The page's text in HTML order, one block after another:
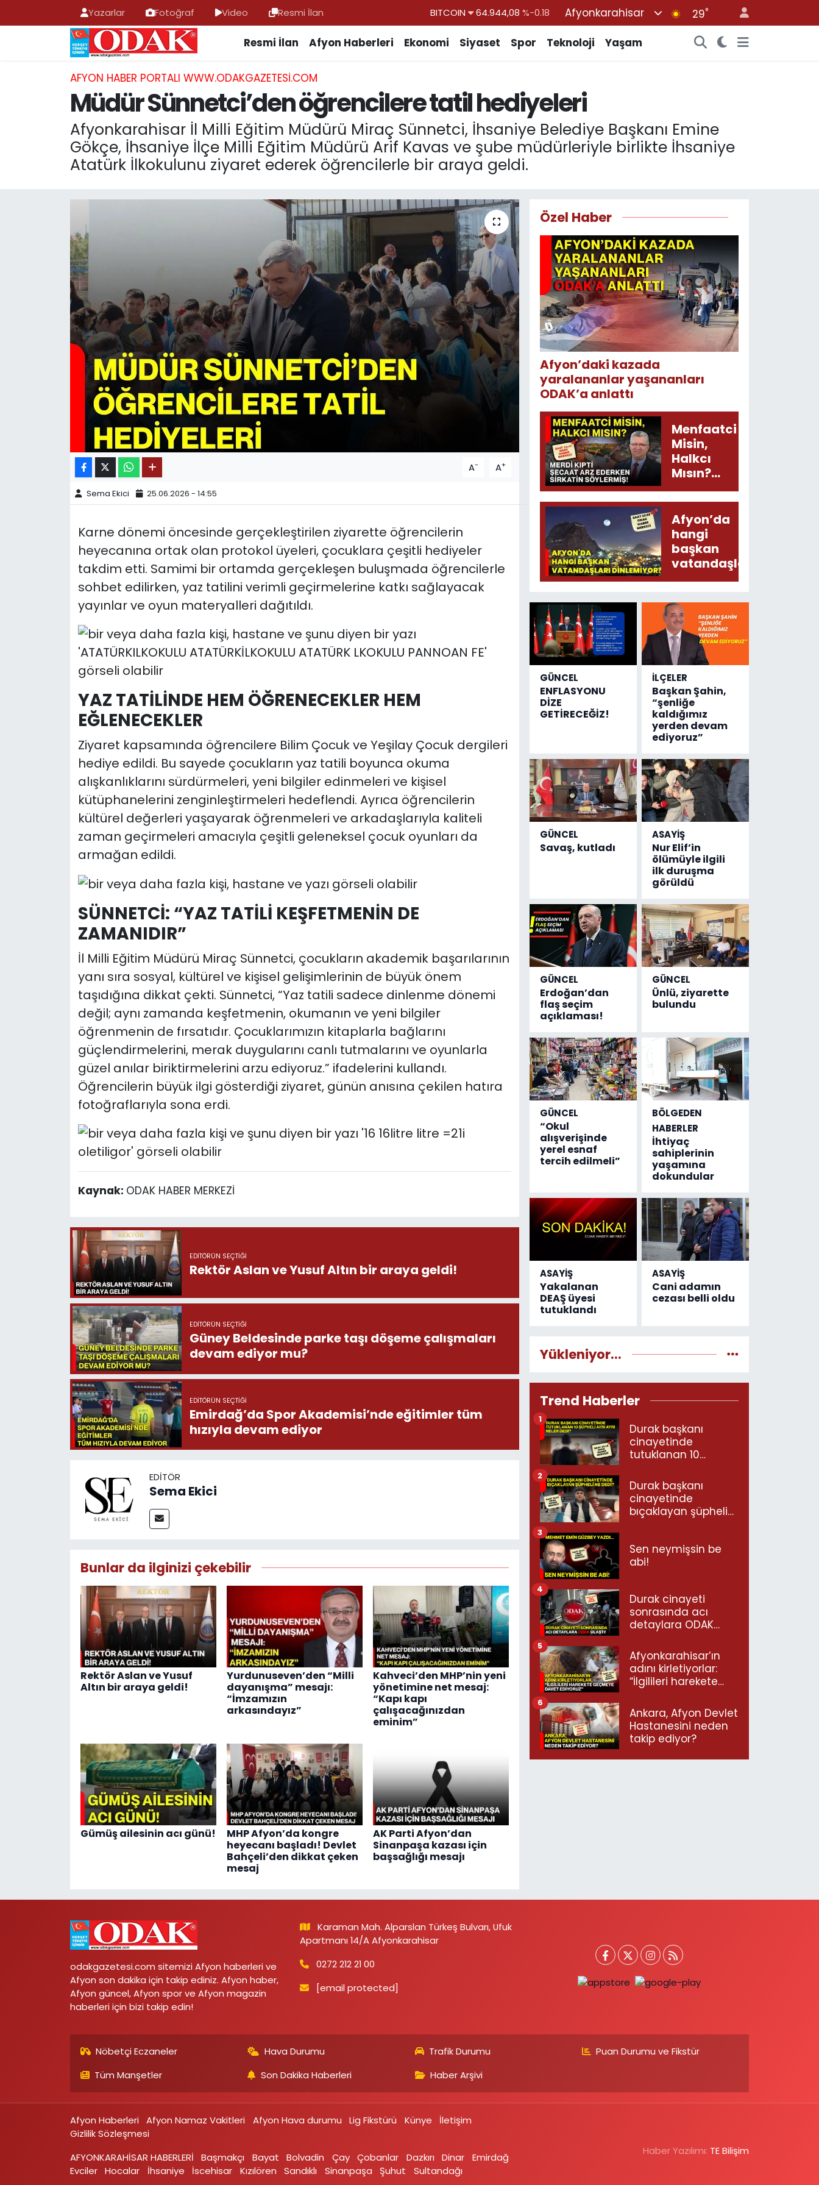
Yazarlar Fotoğraf Video Resmi İlan DOLAR 47,7436%0.18
EURO
55,2510
%0.32
BİST100
13.779 %-14
Afyonkarahisar 29°
Resmi İlan Afyon Haberleri Ekonomi Siyaset Spor Teknoloji Yaşam
AFYON HABER PORTALI WWW.ODAKGAZETESI.COM
Müdür Sünnetci’den öğrencilere tatil hediyeleri
Afyonkarahisar İl Milli Eğitim Müdürü Miraç Sünnetci, İhsaniye Belediye Başkanı Emine
Gökçe, İhsaniye İlçe Milli Eğitim Müdürü Arif Kavas ve şube müdürleriyle birlikte İhsaniye
Atatürk İlkokulunu ziyaret ederek öğrencilerle bir araya geldi.
A- A+
Sema Ekici 25.06.2026 - 14:55
Karne dönemi öncesinde gerçekleştirilen ziyarette öğrencilerin
heyecanına ortak olan protokol üyeleri, çocuklara çeşitli hediyeler
takdim etti. Samimi bir ortamda gerçekleşen buluşmada öğrencilerle
sohbet edilirken, yaz tatilini verimli geçirmelerine katkı sağlayacak
yayınlar ve oyun materyalleri dağıtıldı.
YAZ TATİLİNDE HEM ÖĞRENECEKLER HEM
EĞLENECEKLER
Ziyaret kapsamında öğrencilere Bilim Çocuk ve Yeşilay Çocuk dergileri
hediye edildi. Bu sayede çocukların yaz tatili boyunca okuma
alışkanlıklarını sürdürmeleri, yeni bilgiler edinmeleri ve kişisel
kütüphanelerini zenginleştirmeleri hedeflendi. Ayrıca öğrencilerin
kültürel değerleri yaşayarak öğrenmeleri ve arkadaşlarıyla kaliteli
zaman geçirmeleri amacıyla çeşitli geleneksel çocuk oyunları da
armağan edildi.
SÜNNETCİ: “YAZ TATİLİ KEŞFETMENİN DE
ZAMANIDIR”
İl Milli Eğitim Müdürü Miraç Sünnetci, çocukların akademik başarılarının
yanı sıra sosyal, kültürel ve kişisel gelişimlerinin de büyük önem
taşıdığına dikkat çekti. Sünnetci, “Yaz tatili sadece dinlenme dönemi
değil; aynı zamanda keşfetmenin, okumanın ve yeni bilgiler
öğrenmenin de fırsatıdır. Çocuklarımızın kitaplarla bağlarını
güçlendirmelerini, merak duygularını canlı tutmalarını ve oyunlarla
güzel anılar biriktirmelerini arzu ediyoruz.” ifadelerini kullandı.
Öğrencilerin büyük ilgi gösterdiği ziyaret, günün anısına çekilen hatıra
fotoğraflarıyla sona erdi.
Kaynak: ODAK HABER MERKEZİ
EDITÖRÜN SEÇTIĞI
Rektör Aslan ve Yusuf Altın bir araya geldi!
EDITÖRÜN SEÇTIĞI
Güney Beldesinde parke taşı döşeme çalışmaları
devam ediyor mu?
EDITÖRÜN SEÇTIĞI
Emirdağ’da Spor Akademisi’nde eğitimler tüm
hızıyla devam ediyor
EDITÖR
Sema Ekici
Bunlar da ilginizi çekebilir
Rektör Aslan ve Yusuf
Altın bir araya geldi!
Yurdunuseven’den “Milli
dayanışma” mesajı:
“İmzamızın
arkasındayız”
Kahveci’den MHP’nin yeni
yönetimine net mesaj:
“Kapı kapı
çalışacağınızdan
eminim”
Gümüş ailesinin acı günü!
MHP Afyon’da kongre
heyecanı başladı! Devlet
Bahçeli’den dikkat çeken
mesaj
AK Parti Afyon’dan
Sinanpaşa kazası için
başsağlığı mesajı
Özel Haber
Afyon’daki kazada
yaralananlar yaşananları
ODAK’a anlattı
Menfaatci
Misin,
Halkcı
Mısın?
Merdi
Kıpti
Şecaat
Arz
Ederken
Sirkatin
Söylermiş!
Afyon’da
hangi
başkan
vatandaşları
dinlemiyor?
GÜNCEL
ENFLASYONU
DİZE
GETİRECEĞİZ!
İLÇELER
Başkan Şahin,
“şenliğe
kaldığımız
yerden devam
ediyoruz”
GÜNCEL
Savaş, kutladı
ASAYİŞ
Nur Elif’in
ölümüyle ilgili
ilk duruşma
görüldü
GÜNCEL
Erdoğan’dan
flaş seçim
açıklaması!
GÜNCEL
Ünlü, ziyarette
bulundu
GÜNCEL
“Okul
alışverişinde
yerel esnaf
tercih edilmeli”
BÖLGEDEN
HABERLER
İhtiyaç
sahiplerinin
yaşamına
dokundular
ASAYİŞ
Yakalanan
DEAŞ üyesi
tutuklandı
ASAYİŞ
Cani adamın
cezası belli oldu
Yükleniyor...
Trend Haberler
Durak başkanı
cinayetinde
tutuklanan 10
neler dedi?
1
Durak başkanı
cinayetinde
bıçaklayan şüpheli
2
Sen neymişsin be
abi!
3
Durak cinayeti
sonrasında acı
detaylara ODAK
4
Afyonkarahisar’ın
adını kirletiyorlar:
“İlgilileri harekete
ediyoruz”
5
Ankara, Afyon Devlet
Hastanesini neden
takip ediyor?
6
odakgazetesi.com sitemizi Afyon haberleri ve
Afyon son dakika için takip ediniz. Afyon haber,
Afyon güncel, Afyon spor ve Afyon magazin
haberleri için bizi takip edin!
Karaman Mah. Alparslan Türkeş Bulvarı, Ufuk
Apartmanı 14/A Afyonkarahisar
0272 212 21 00
[email protected]
Nöbetçi Eczaneler Hava Durumu Trafik Durumu
Puan Durumu ve Fikstür
Tüm Manşetler
Son Dakika Haberleri Haber Arşivi
Afyon Haberleri Afyon Namaz Vakitleri Afyon Hava durumu Lig Fikstürü Künye
İletişim
Gizlilik Sözleşmesi
AFYONKARAHİSAR HABERLERİ
Başmakçı Bayat Bolvadin Çay Çobanlar Dazkırı Dinar
Emirdağ‎
Evciler‎ Hocalar İhsaniye‎ İscehisar Kızılören‎ Sandıklı‎ Sinanpaşa Şuhut Sultandağı
Haber Yazılımı: TE Bilişim
AFYONKARAHİSAR HABERLERİ
Resmi İlan
ASAYİŞ
GÜNCEL
SİYASET
EĞİTİM
MAGAZİN
SAĞLIK
11:11 MANŞET
Nöbetçi Eczaneler
Hava Durumu
Trafik Durumu
Süper Lig Puan Durumu ve Fikstür
Tüm Manşetler
Son Dakika Haberleri
Haber Arşivi